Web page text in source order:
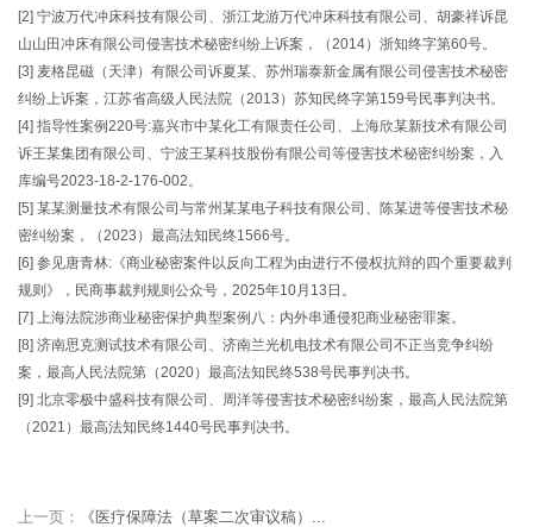
[2] 宁波万代冲床科技有限公司、浙江龙游万代冲床科技有限公司、胡豪祥诉昆
山山田冲床有限公司侵害技术秘密纠纷上诉案，（2014）浙知终字第60号。
[3] 麦格昆磁（天津）有限公司诉夏某、苏州瑞泰新金属有限公司侵害技术秘密
纠纷上诉案，江苏省高级人民法院（2013）苏知民终字第159号民事判决书。
[4] 指导性案例220号:嘉兴市中某化工有限责任公司、上海欣某新技术有限公司
诉王某集团有限公司、宁波王某科技股份有限公司等侵害技术秘密纠纷案，入
库编号2023-18-2-176-002。
[5] 某某测量技术有限公司与常州某某电子科技有限公司、陈某进等侵害技术秘
密纠纷案，（2023）最高法知民终1566号。
[6] 参见唐青林:《商业秘密案件以反向工程为由进行不侵权抗辩的四个重要裁判
规则》，民商事裁判规则公众号，2025年10月13日。
[7] 上海法院涉商业秘密保护典型案例八：内外串通侵犯商业秘密罪案。
[8] 济南思克测试技术有限公司、济南兰光机电技术有限公司不正当竞争纠纷
案，最高人民法院第（2020）最高法知民终538号民事判决书。
[9] 北京零极中盛科技有限公司、周洋等侵害技术秘密纠纷案，最高人民法院第
（2021）最高法知民终1440号民事判决书。
上一页：
《医疗保障法（草案二次审议稿）...